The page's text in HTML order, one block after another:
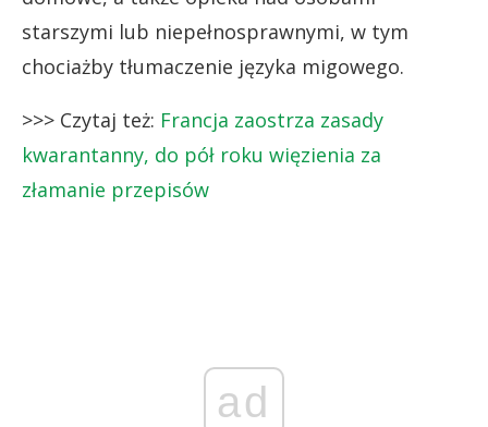
starszymi lub niepełnosprawnymi, w tym
chociażby tłumaczenie języka migowego.
>>> Czytaj też: Francja zaostrza zasady
kwarantanny, do pół roku więzienia za
złamanie przepisów
ad